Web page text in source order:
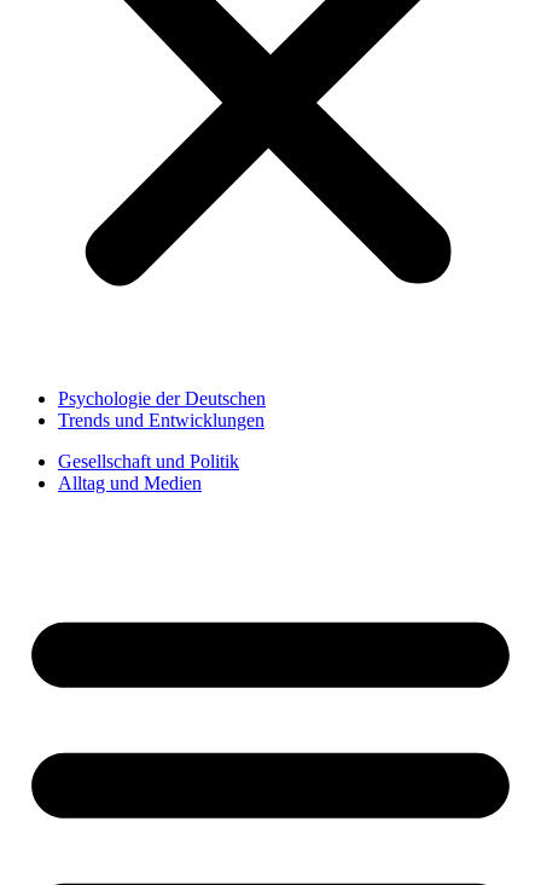
Psychologie der Deutschen
Trends und Entwicklungen
Gesellschaft und Politik
Alltag und Medien